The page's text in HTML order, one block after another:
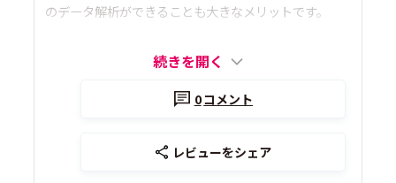
のデータ解析ができることも大きなメリットです。
続きを開く
0コメント
レビューをシェア